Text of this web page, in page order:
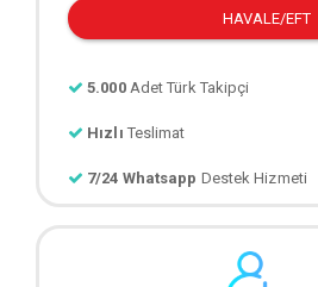
HAVALE/EFT
5.000 Adet Türk Takipçi
Hızlı Teslimat
7/24 Whatsapp